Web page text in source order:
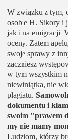
W związku z tym,
osobie H. Sikory i
jak i na emigracji.
oceny. Zatem
swoje sprawy z
zaczniesz
w tym wszystkim
niewiniątka, nie
plagiatu.
dokumentu i
swoim "prawem
my nie mamy
Ludziom, którzy